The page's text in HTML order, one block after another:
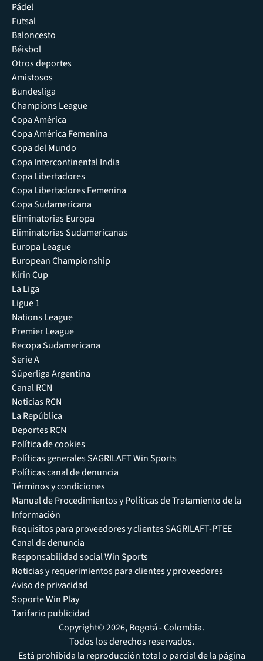
Pádel
Futsal
Baloncesto
Béisbol
Otros deportes
Amistosos
Bundesliga
Champions League
Copa América
Copa América Femenina
Copa del Mundo
Copa Intercontinental India
Copa Libertadores
Copa Libertadores Femenina
Copa Sudamericana
Eliminatorias Europa
Eliminatorias Sudamericanas
Europa League
European Championship
Kirin Cup
La Liga
Ligue 1
Nations League
Premier League
Recopa Sudamericana
Serie A
Súperliga Argentina
Canal RCN
Noticias RCN
La República
Deportes RCN
Política de cookies
Políticas generales SAGRILAFT Win Sports
Políticas canal de denuncia
Términos y condiciones
Manual de Procedimientos y Políticas de Tratamiento de la
Información
Requisitos para proveedores y clientes SAGRILAFT-PTEE
Canal de denuncia
Responsabilidad social Win Sports
Noticias y requerimientos para clientes y proveedores
Aviso de privacidad
Soporte Win Play
Tarifario publicidad
Copyright© 2026, Bogotá - Colombia.
Todos los derechos reservados.
Está prohibida la reproducción total o parcial de la página